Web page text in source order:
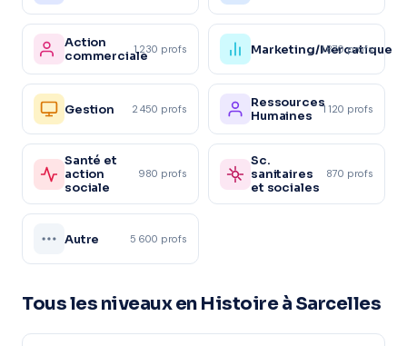
Action
commerciale1 230 profs Marketing/Mercatique
1 870 profs
Gestion 2 450 profs
Ressources
Humaines
1 120 profs
Santé et
action
sociale
980 profs
Sc.
sanitaires
et sociales
870 profs
Autre 5 600 profs
Tous les niveaux en Histoire à Sarcelles